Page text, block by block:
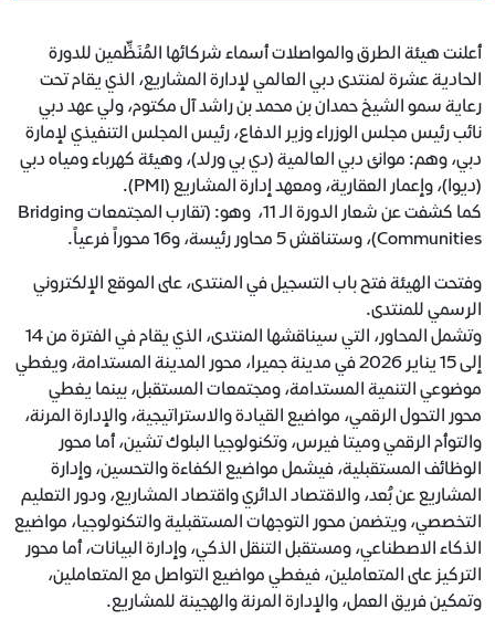
أعلنت هيئة الطرق والمواصلات أسماء شركائها المُنَظِّمين للدورة
الحادية عشرة لمنتدى دبي العالمي لإدارة المشاريع، الذي يقام تحت
رعاية سمو الشيخ حمدان بن محمد بن راشد آل مكتوم، ولي عهد دبي
نائب رئيس مجلس الوزراء وزير الدفاع، رئيس المجلس التنفيذي لإمارة
دبي، وهم: موانئ دبي العالمية (دي بي ورلد)، وهيئة كهرباء ومياه دبي
(ديوا)، وإعمار العقارية، ومعهد إدارة المشاريع (PMI).
كما كشفت عن شعار الدورة الـ 11، وهو: (تقارب المجتمعات Bridging
Communities)، وستناقش 5 محاور رئيسة، و16 محوراً فرعياً.
وفتحت الهيئة فتح باب التسجيل في المنتدى، على الموقع الإلكتروني
الرسمي للمنتدى.
وتشمل المحاور، التي سيناقشها المنتدى، الذي يقام في الفترة من 14
إلى 15 يناير 2026 في مدينة جميرا، محور المدينة المستدامة، ويغطي
موضوعي التنمية المستدامة، ومجتمعات المستقبل، بينما يغطي
محور التحول الرقمي، مواضيع القيادة والاستراتيجية، والإدارة المرنة،
والتوأم الرقمي وميتا فيرس، وتكنولوجيا البلوك تشين، أما محور
الوظائف المستقبلية، فيشمل مواضيع الكفاءة والتحسين، وإدارة
المشاريع عن بُعد، والاقتصاد الدائري واقتصاد المشاريع، ودور التعليم
التخصصي، ويتضمن محور التوجهات المستقبلية والتكنولوجيا، مواضيع
الذكاء الاصطناعي، ومستقبل التنقل الذكي، وإدارة البيانات، أما محور
التركيز على المتعاملين، فيغطي مواضيع التواصل مع المتعاملين،
وتمكين فريق العمل، والإدارة المرنة والهجينة للمشاريع.